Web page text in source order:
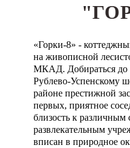
«Горки-8» -
на живописной
МКАД. Добираться до
Рублево-Успенскому
районе престижной
первых, приятное
близость к
развлекательным
вписан в природное